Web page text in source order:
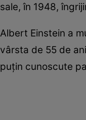
sale, în 1948,
Albert Einstein a
vârsta de 55 de
puțin cunoscute